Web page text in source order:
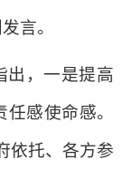
言。
出，一是提高
感使命感。
依托、各方参